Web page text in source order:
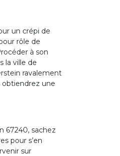
un crépi de
rôle de
à son
la ville de
ravalement
obtiendrez une
67240, sachez
pour s’en
sur